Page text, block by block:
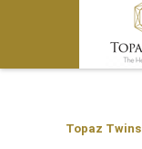
Topaz Twins